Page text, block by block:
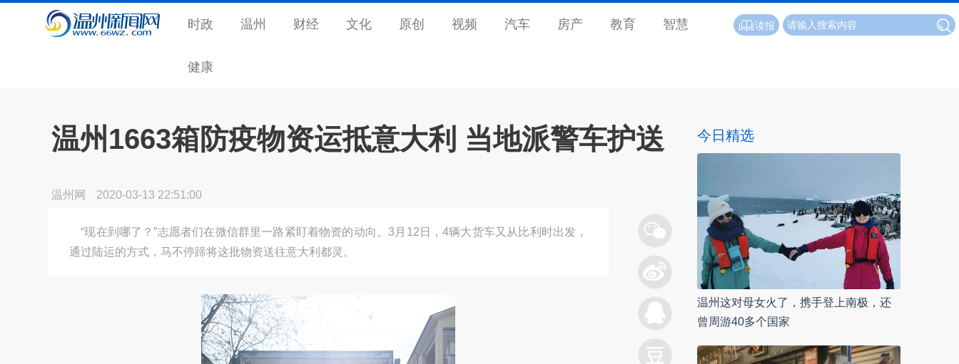
时政 温州 财经 文化 原创 视频 汽车 房产 教育 智慧
健康
读报
温州1663箱防疫物资运抵意大利 当地派警车护送
温州网 2020-03-13 22:51:00
“现在到哪了？”志愿者们在微信群里一路紧盯着物资的动向。3月12日，4辆大货车又从比利时出发，
通过陆运的方式，马不停蹄将这批物资送往意大利都灵。
今日精选
温州这对母女火了，携手登上南极，还
曾周游40多个国家